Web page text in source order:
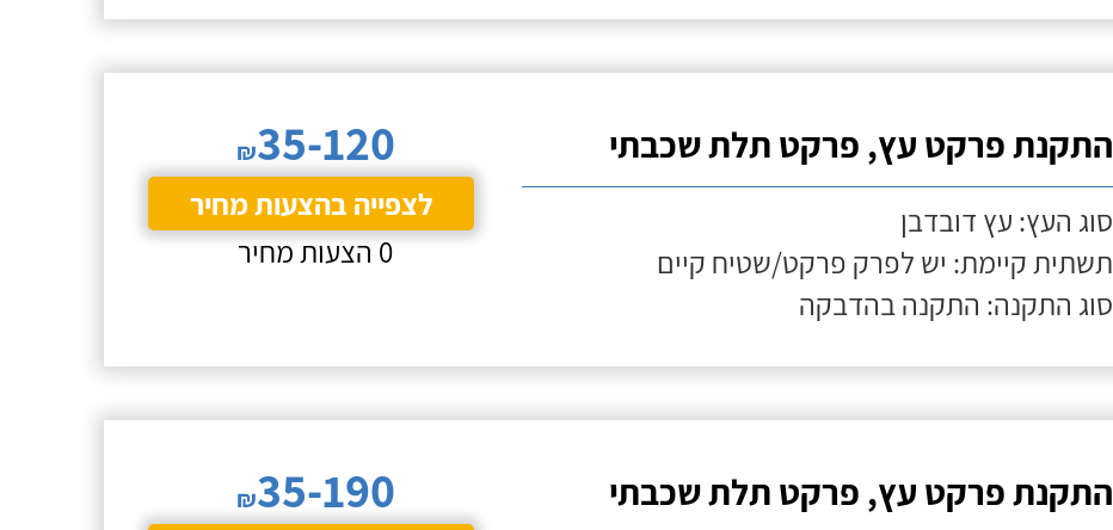
התקנת פרקט עץ, פרקט תלת שכבתי
סוג העץ: עץ דובדבן
תשתית קיימת: יש לפרק פרקט/שטיח קיים
סוג התקנה: התקנה בהדבקה
₪35-120
לצפייה בהצעות מחיר
0 הצעות מחיר
התקנת פרקט עץ, פרקט תלת שכבתי ₪35-190